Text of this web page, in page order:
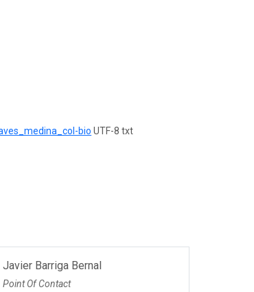
bio UTF-8 txt
Javier Barriga Bernal
Point Of Contact